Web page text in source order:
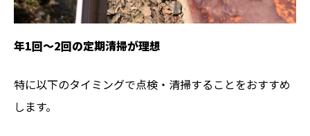
年1回〜2回の定期清掃が理想
特に以下のタイミングで点検・清掃することをおすすめ
します。